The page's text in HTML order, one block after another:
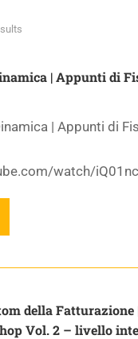
| Appunti di
| Appunti di
watch/
della Fatturazione
Vol. 2 – livello